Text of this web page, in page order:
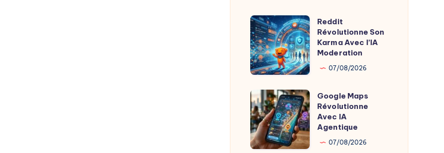
Oreiller
Révolutionne
le
Sommeil
Reddit
Révolutionne
Son
Karma
Avec
l’IA
Moderation
Reddit
Révolutionne Son
Karma Avec l’IA
Moderation
07/08/2026
Google
Maps
Révolutionne
Avec
Google Maps
Révolutionne
Avec IA
Agentique
07/08/2026